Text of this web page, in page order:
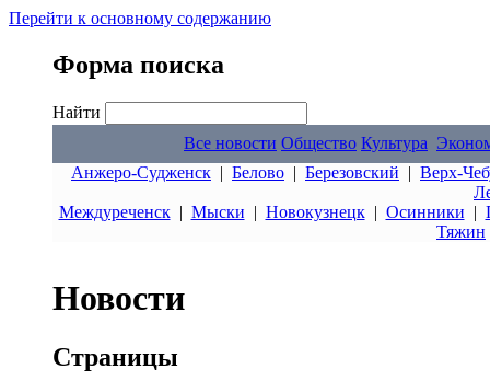
Перейти к основному содержанию
Форма поиска
Найти
Все новости Общество Культура
Анжеро-Судженск | Белово | Березовский | Верх-
Междуреченск| Мыски | Новокузнецк| Осинники |
Тяжин
Новости
Страницы